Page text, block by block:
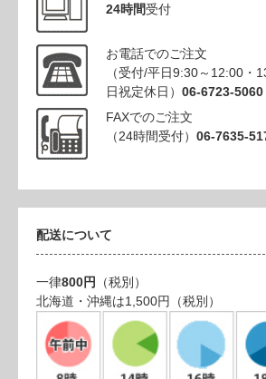
24時間受付
お電話でのご注文
（受付/平日9:30～12:00
日祝定休日） 06-6723-5060
FAXでのご注文
（24時間受付） 06-7635-
配送について
一律800円
（税別）
北海道・沖縄は1,500円（税別）